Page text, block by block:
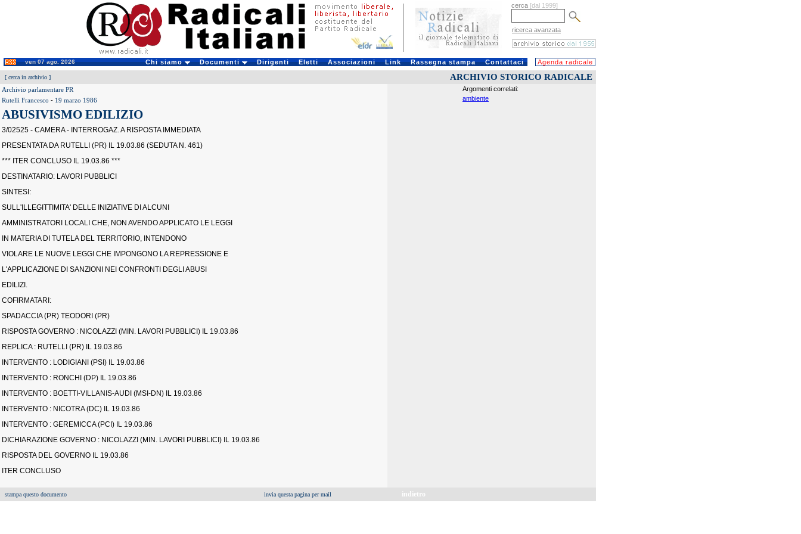
cerca [dal 1999]
ricerca avanzata
ven 07 ago. 2026 Chi siamo Documenti Dirigenti Eletti Associazioni Link Rassegna stampa Contattaci Agenda radicale
[ cerca in archivio ] ARCHIVIO STORICO RADICALE
Archivio parlamentare PR
Rutelli Francesco - 19 marzo 1986
ABUSIVISMO EDILIZIO
3/02525 - CAMERA - INTERROGAZ. A RISPOSTA IMMEDIATA
PRESENTATA DA RUTELLI (PR) IL 19.03.86 (SEDUTA N. 461)
*** ITER CONCLUSO IL 19.03.86 ***
DESTINATARIO: LAVORI PUBBLICI
SINTESI:
SULL'ILLEGITTIMITA' DELLE INIZIATIVE DI ALCUNI
AMMINISTRATORI LOCALI CHE, NON AVENDO APPLICATO LE LEGGI
IN MATERIA DI TUTELA DEL TERRITORIO, INTENDONO
VIOLARE LE NUOVE LEGGI CHE IMPONGONO LA REPRESSIONE E
L'APPLICAZIONE DI SANZIONI NEI CONFRONTI DEGLI ABUSI
EDILIZI.
COFIRMATARI:
SPADACCIA (PR) TEODORI (PR)
RISPOSTA GOVERNO : NICOLAZZI (MIN. LAVORI PUBBLICI) IL 19.03.86
REPLICA : RUTELLI (PR) IL 19.03.86
INTERVENTO : LODIGIANI (PSI) IL 19.03.86
INTERVENTO : RONCHI (DP) IL 19.03.86
INTERVENTO : BOETTI-VILLANIS-AUDI (MSI-DN) IL 19.03.86
INTERVENTO : NICOTRA (DC) IL 19.03.86
INTERVENTO : GEREMICCA (PCI) IL 19.03.86
DICHIARAZIONE GOVERNO : NICOLAZZI (MIN. LAVORI PUBBLICI) IL 19.03.86
RISPOSTA DEL GOVERNO IL 19.03.86
ITER CONCLUSO
Argomenti correlati:
ambiente
stampa questo documento invia questa pagina per mail indietro